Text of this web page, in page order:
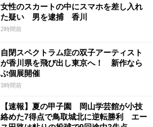
女性のスカートの中にスマホを差し入れ
た疑い 男を逮捕 香川
2時間前
自閉スペクトラム症の双子アーティスト
が香川県を飛び出し東京へ！ 新作なら
ぶ個展開催
3時間前
【速報】夏の甲子園 岡山学芸館が小技
絡めた7得点で鳥取城北に逆転勝利 エー